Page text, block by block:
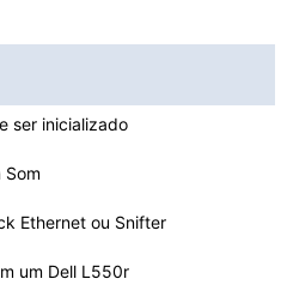
ser inicializado
Ethernet ou Snifter
um Dell L550r